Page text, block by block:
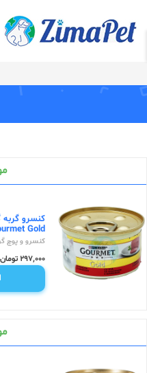
Gold
کنسرو و پوچ
297,000 تومان